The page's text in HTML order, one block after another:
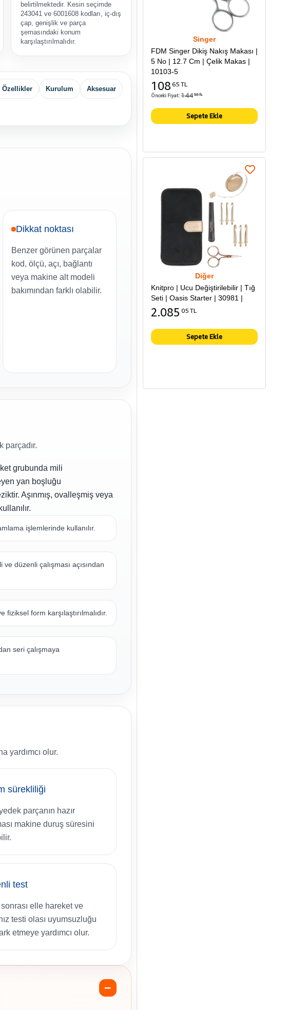
belirtilmektedir. Kesin seçimde
243041 ve 6001608 kodları, iç-dış
çap, genişlik ve parça
şemasındaki konum
karşılaştırılmalıdır.
Özellikler Kurulum Aksesuar
Dikkat noktası
Benzer görünen parçalar
kod, ölçü, açı, bağlantı
veya makine alt modeli
bakımından farklı olabilir.
parçadır.
grubunda mili
yan boşluğu
Aşınmış, ovalleşmiş veya
işlemlerinde kullanılır.
düzenli çalışması açısından
form karşılaştırılmalıdır.
seri çalışmaya
yardımcı olur.
sürekliliği
parçanın hazır
makine duruş süresini
test
elle hareket ve
testi olası uyumsuzluğu
etmeye yardımcı olur.
Singer
FDM Singer Dikiş Nakış Makası |
5 No | 12.7 Cm | Çelik Makas |
10103-5
108 65 TL
Önceki Fiyat:144 86 TL
Sepete Ekle
Diğer
Knitpro | Ucu Değiştirilebilir | Tığ
Seti | Oasis Starter | 30981 |
2.085 05 TL
Sepete Ekle